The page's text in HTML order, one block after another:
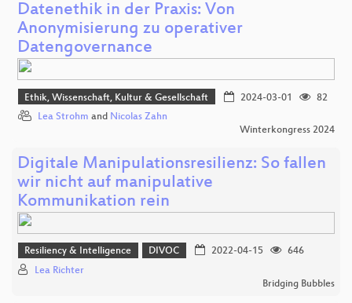
Datenethik in der Praxis: Von
Anonymisierung zu operativer
Datengovernance
Ethik, Wissenschaft, Kultur & Gesellschaft 2024-03-01
82
Lea Strohm and Nicolas Zahn
Winterkongress 2024
Digitale Manipulationsresilienz: So fallen
wir nicht auf manipulative
Kommunikation rein
Resiliency & Intelligence DIVOC 2022-04-15
646
Lea Richter
Bridging Bubbles